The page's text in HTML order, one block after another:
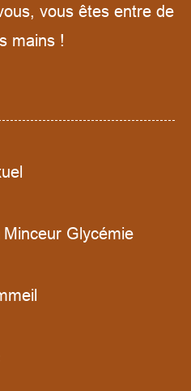
vous êtes entre de
mains !
Glycémie